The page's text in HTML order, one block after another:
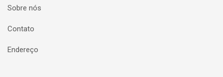
Sobre nós
Contato
Endereço